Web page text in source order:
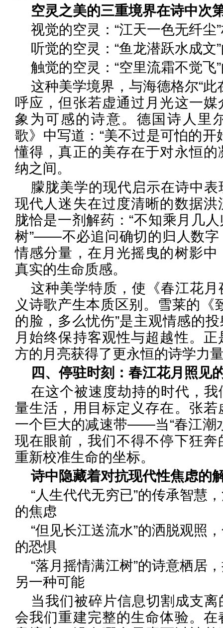
空灵之美的三重境界在诗中次
视觉的空灵：“江天一色无纤尘
听觉的空灵：“鱼龙潜跃水成文
触觉的空灵：“空里流霜不觉飞
这种美学境界，与海德格尔“此
呼应，但张若虚通过月光这一
象为可感的诗意。德国诗人里
歌》中写道：“美不过是可怕的开
懂得，真正的美存在于对永恒
纳之间。
朦胧美学的现代启示在诗中
现代人迷失在过度清晰的数据
胧恰是一剂解药：“不知乘月几
树”——不必追问确切的归人数字
情感分量，在月光摇曳的树影
真实的生命质感。
这种美学特质，使《春江花
义诗歌产生本质区别。雪莱的《
的脸，多么忧伤”是主观情感的
月始终保持客观性与超越性。
方的月亮获得了更永恒的诗学力
四、停驻时刻：春江花月照见
在这个被速度劫持的时代，
量生活，用目标定义存在。张
一个巨大的减速带——当“春江潮
现在眼前，我们不得不停下狂
重新校准生命的坐标。
诗中隐藏着对抗现代性焦虑的
“人生代代无穷已”的传承智慧
的焦虑
“但见长江送流水”的洒脱观照
的恐惧
“落月摇情满江树”的诗意栖居
另一种可能
当我们被碎片信息切割成支
会我们重建完整的生命体验。